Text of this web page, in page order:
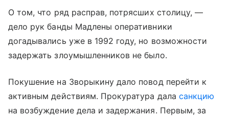
О том, что ряд расправ, потрясших столицу, —
дело рук банды Мадлены оперативники
догадывались уже в 1992 году, но возможности
задержать злоумышленников не было.
Покушение на Зворыкину дало повод перейти к
активным действиям. Прокуратура дала санкцию
на возбуждение дела и задержания. Первым, за